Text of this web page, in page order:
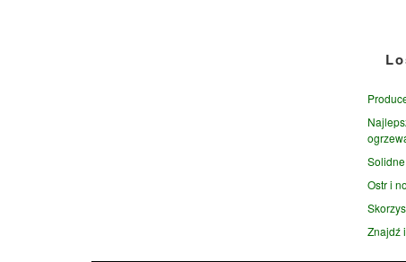
Ostr i
Znajdź